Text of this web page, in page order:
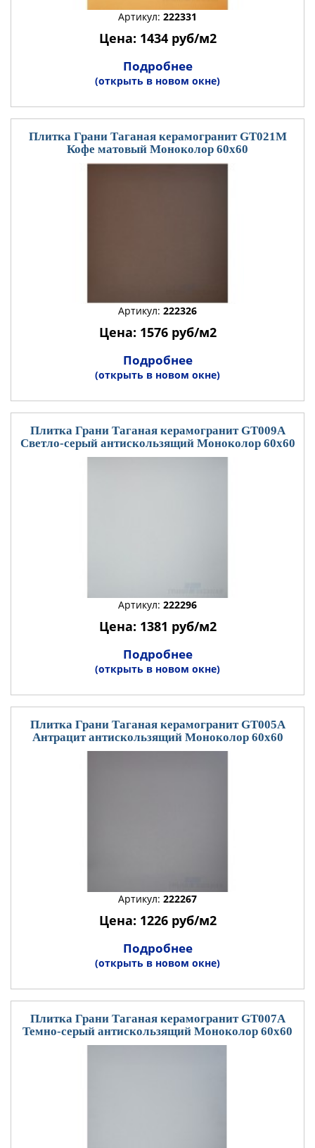
Артикул: 222331
Цена: 1434 руб/м2
Подробнее
(открыть в новом окне)
Плитка Грани Таганая керамогранит GT021М
Кофе матовый Моноколор 60x60
Артикул: 222326
Цена: 1576 руб/м2
Подробнее
(открыть в новом окне)
Плитка Грани Таганая керамогранит GT009А
Светло-серый антискользящий Моноколор 60x60
Артикул: 222296
Цена: 1381 руб/м2
Подробнее
(открыть в новом окне)
Плитка Грани Таганая керамогранит GT005А
Антрацит антискользящий Моноколор 60x60
Артикул: 222267
Цена: 1226 руб/м2
Подробнее
(открыть в новом окне)
Плитка Грани Таганая керамогранит GT007А
Темно-серый антискользящий Моноколор 60x60